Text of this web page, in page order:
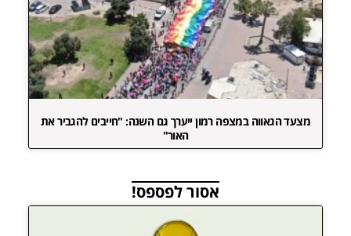
מצעד הגאווה במצפה רמון ייערך גם השנה: "חייבים להגביר את
האור"
אסור לפספס!